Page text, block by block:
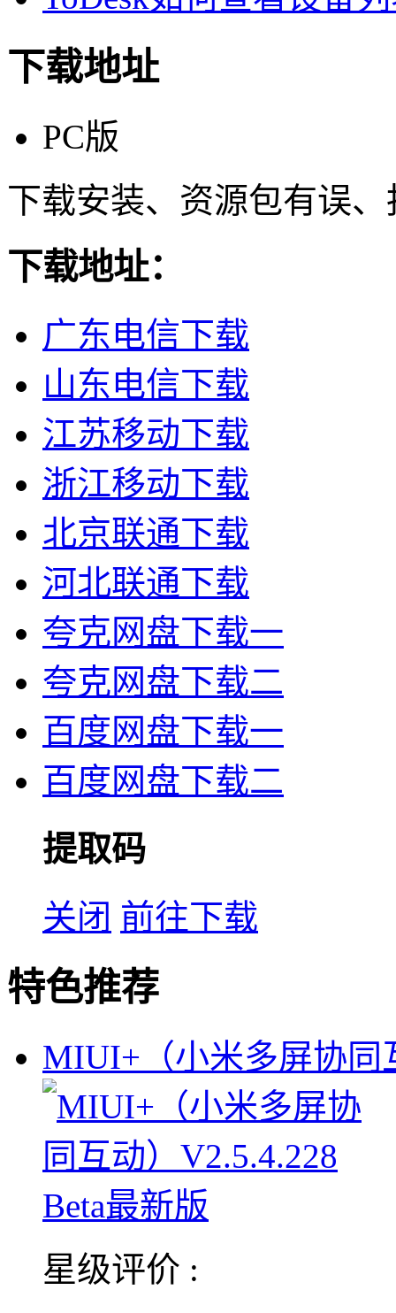
下载地址
PC版
下载安装、资源包有误
下载地址：
广东电信下载
山东电信下载
江苏移动下载
浙江移动下载
北京联通下载
河北联通下载
夸克网盘下载一
夸克网盘下载二
百度网盘下载一
百度网盘下载二
提取码
关闭 前往下载
特色推荐
MIUI+（小米多屏协同
星级评价 :